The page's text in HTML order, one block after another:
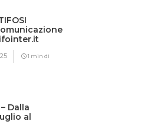
1 min di
Dalla
al